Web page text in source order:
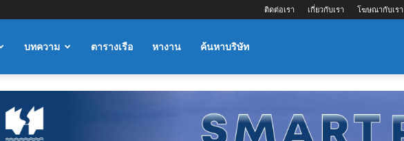
ติดต่อเรา เกี่ยวกับเรา โฆษณากับเรา
บทความ ตารางเรือ หางาน ค้นหาบริษัท